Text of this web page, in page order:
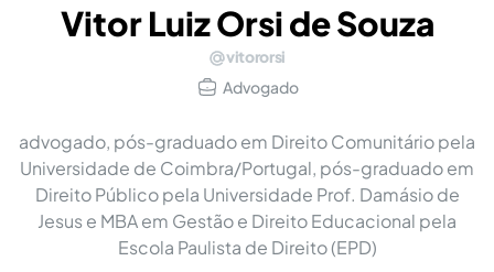
Vitor Luiz Orsi de Souza
vitororsi
Advogado
advogado, pós-graduado em Direito Comunitário pela
Universidade de Coimbra/Portugal, pós-graduado em
Direito Público pela Universidade Prof. Damásio de
Jesus e MBA em Gestão e Direito Educacional pela
Escola Paulista de Direito (EPD)